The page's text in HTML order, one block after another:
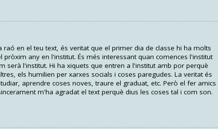
en el teu text, és veritat que el primer dia de classe hi ha molts
any en l'institut. És més interessant quan comences l'institut
serà l'institut. Hi ha xiquets que entren a l'institut amb por perquè
els humilien per xarxes socials i coses paregudes. La veritat és
aprendre coses noves, traure el graduat, etc. Però el fer amics
m'ha agradat el text perquè dius les coses tal i com son.